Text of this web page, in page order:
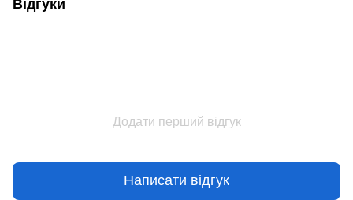
Відгуки
Додати перший відгук
Написати відгук